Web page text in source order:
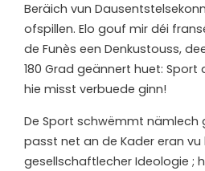
Beräich vun
ofspillen. Elo gouf mir déi
de Funès een Denkustouss,
180 Grad geännert huet:
hie misst verbuede ginn!
De Sport schwëmmt nämlech
passt net an de Kader eran vu
gesellschaftlecher Ideologie ;